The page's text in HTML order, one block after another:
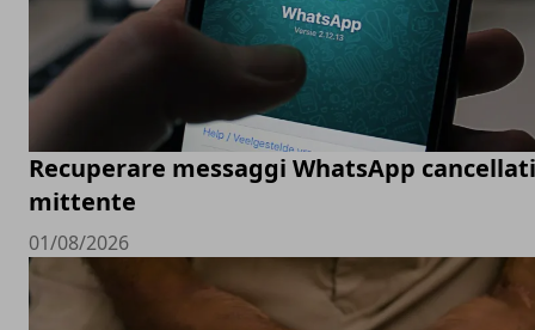
Recuperare messaggi WhatsApp
mittente
01/08/2026